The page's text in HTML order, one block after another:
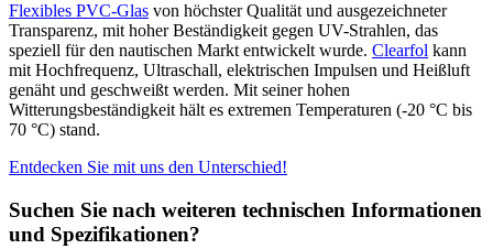
Flexibles PVC-Glas von höchster Qualität und ausgezeichneter
Transparenz, mit hoher Beständigkeit gegen UV-Strahlen, das
speziell für den nautischen Markt entwickelt wurde. Clearfol kann
mit Hochfrequenz, Ultraschall, elektrischen Impulsen und Heißluft
genäht und geschweißt werden. Mit seiner hohen
Witterungsbeständigkeit hält es extremen Temperaturen (-20 °C bis
70 °C) stand.
Entdecken Sie mit uns den Unterschied!
Suchen Sie nach weiteren technischen Informationen
und Spezifikationen?